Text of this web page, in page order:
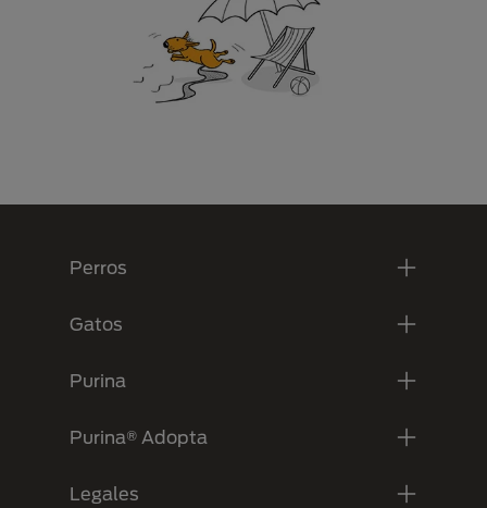
Perros
Gatos
Purina
Purina® Adopta
Legales